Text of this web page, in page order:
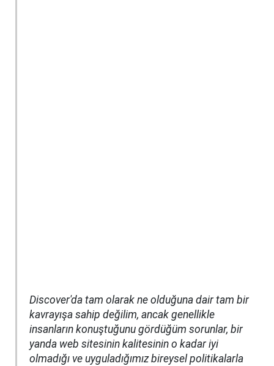
Discover'da tam olarak ne olduğuna dair tam bir
kavrayışa sahip değilim, ancak genellikle
insanların konuştuğunu gördüğüm sorunlar, bir
yanda web sitesinin kalitesinin o kadar iyi
olmadığı ve uyguladığımız bireysel politikalarla